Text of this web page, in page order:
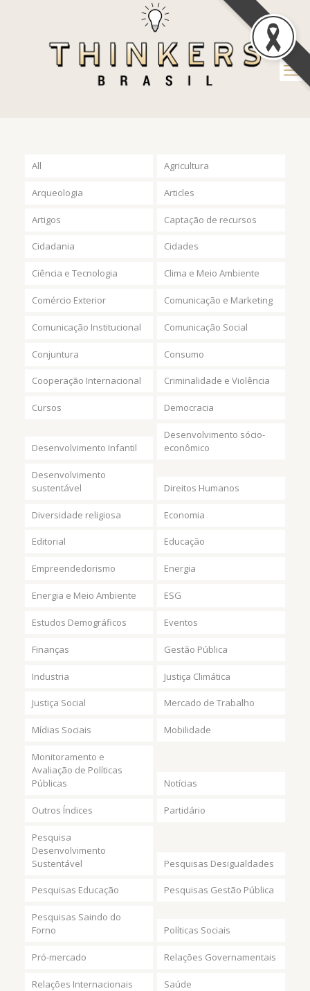
All Agricultura
Arqueologia Articles
Artigos Captação de recursos
Cidadania Cidades
Ciência e Tecnologia Clima e Meio Ambiente
Comércio Exterior Comunicação e Marketing
Comunicação Institucional Comunicação Social
Conjuntura Consumo
Cooperação Internacional Criminalidade e Violência
Cursos Democracia
Desenvolvimento Infantil
Desenvolvimento sócio-
econômico
Desenvolvimento
sustentável
Direitos Humanos
Diversidade religiosa Economia
Editorial Educação
Empreendedorismo Energia
Energia e Meio Ambiente ESG
Estudos Demográficos Eventos
Finanças Gestão Pública
Industria Justiça Climática
Justiça Social Mercado de Trabalho
Mídias Sociais Mobilidade
Monitoramento e
Avaliação de Políticas
Públicas
Notícias
Outros Índices Partidário
Pesquisa
Desenvolvimento
Sustentável
Pesquisas Desigualdades
Pesquisas Educação Pesquisas Gestão Pública
Pesquisas Saindo do
Forno
Políticas Sociais
Pró-mercado Relações Governamentais
Relações Internacionais Saúde